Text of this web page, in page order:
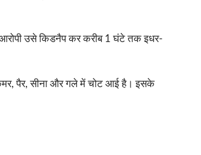
आरोपी उसे किडनैप कर करीब 1 घंटे तक इधर-
कमर, पैर, सीना और गले में चोट आई है। इसके